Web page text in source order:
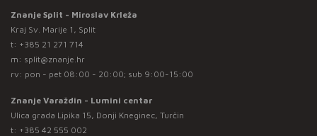
Znanje Split - Miroslav Krleža
Kraj Sv. Marije 1, Split
t: +385 21 271 714
m: split@znanje.hr
rv: pon - pet 08:00 - 20:00; sub 9:00-15:00
Znanje Varaždin - Lumini centar
Ulica grada Lipika 15, Donji Kneginec, Turčin
t: +385 42 555 002